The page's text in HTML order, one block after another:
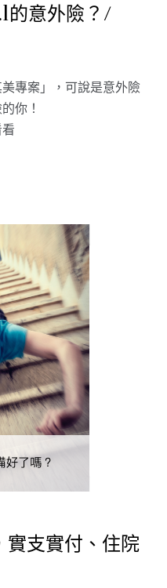
的意外險？/
專案」，可說是意外險
你！
支實付、住院